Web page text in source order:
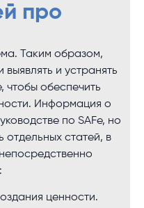
про
Таким образом,
и устранять
чтобы обеспечить
Информация о
по SAFe, но
отдельных статей, в
ценности.